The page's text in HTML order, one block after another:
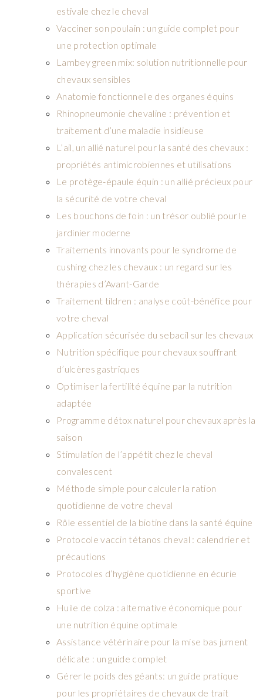
estivale chez le cheval
Vacciner son poulain : un guide complet pour
une protection optimale
Lambey green mix: solution nutritionnelle pour
chevaux sensibles
Anatomie fonctionnelle des organes équins
Rhinopneumonie chevaline : prévention et
traitement d’une maladie insidieuse
L’ail, un allié naturel pour la santé des chevaux :
propriétés antimicrobiennes et utilisations
Le protège-épaule équin : un allié précieux pour
la sécurité de votre cheval
Les bouchons de foin : un trésor oublié pour le
jardinier moderne
Traitements innovants pour le syndrome de
cushing chez les chevaux : un regard sur les
thérapies d’Avant-Garde
Traitement tildren : analyse coût-bénéfice pour
votre cheval
Application sécurisée du sebacil sur les chevaux
Nutrition spécifique pour chevaux souffrant
d’ulcères gastriques
Optimiser la fertilité équine par la nutrition
adaptée
Programme détox naturel pour chevaux après la
saison
Stimulation de l’appétit chez le cheval
convalescent
Méthode simple pour calculer la ration
quotidienne de votre cheval
Rôle essentiel de la biotine dans la santé équine
Protocole vaccin tétanos cheval : calendrier et
précautions
Protocoles d’hygiène quotidienne en écurie
sportive
Huile de colza : alternative économique pour
une nutrition équine optimale
Assistance vétérinaire pour la mise bas jument
délicate : un guide complet
Gérer le poids des géants: un guide pratique
pour les propriétaires de chevaux de trait